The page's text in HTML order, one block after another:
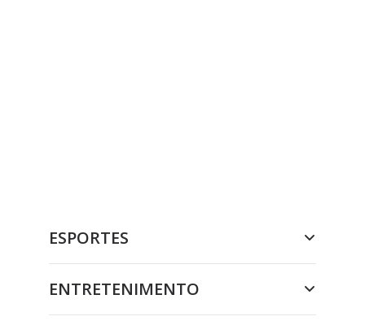
ESPORTES
ENTRETENIMENTO